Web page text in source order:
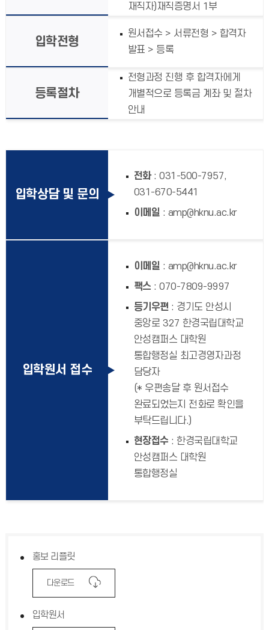
재직자)재직증명서 1부
입학전형
원서접수 > 서류전형 > 합격자
발표 > 등록
등록절차
전형과정 진행 후 합격자에게
개별적으로 등록금 계좌 및 절차
안내
입학상담 및 문의
전화: 031-500-7957,
031-670-5441
이메일 : amp@hknu.ac.kr
입학원서 접수
이메일 : amp@hknu.ac.kr
팩스 : 070-7809-9997
등기우편: 경기도 안성시
중앙로 327 한경국립대학교
안성캠퍼스 대학원
통합행정실 최고경영자과정
담당자
(* 우편송달 후 원서접수
완료되었는지 전화로 확인을
부탁드립니다.)
현장접수 : 한경국립대학교
안성캠퍼스 대학원
통합행정실
홍보 리플릿
다운로드
입학원서